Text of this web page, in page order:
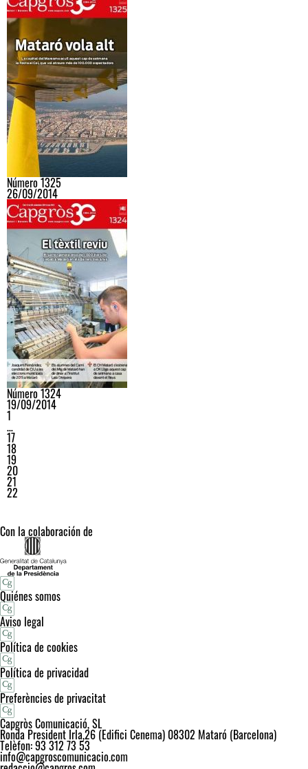
Número 1325
26/09/2014
Número 1324
19/09/2014
1
…
17
18
19
20
21
22
Con la colaboración de
Quiénes somos
Aviso legal
Política de cookies
Política de privacidad
Preferències de privacitat
Capgròs Comunicació, SL
Ronda President Irla,26 (Edifici Cenema) 08302 Mataró (Barcelona)
Telèfon: 93 312 73 53
info@capgroscomunicacio.com